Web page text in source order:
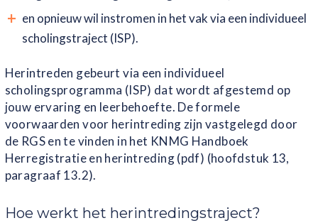
en opnieuw wil instromen in het vak via een individueel
scholingstraject (ISP).
Herintreden gebeurt via een individueel
scholingsprogramma (ISP) dat wordt afgestemd op
jouw ervaring en leerbehoefte. De formele
voorwaarden voor herintreding zijn vastgelegd door
de RGS en te vinden in het KNMG Handboek
Herregistratie en herintreding (pdf) (hoofdstuk 13,
paragraaf 13.2).
Hoe werkt het herintredingstraject?